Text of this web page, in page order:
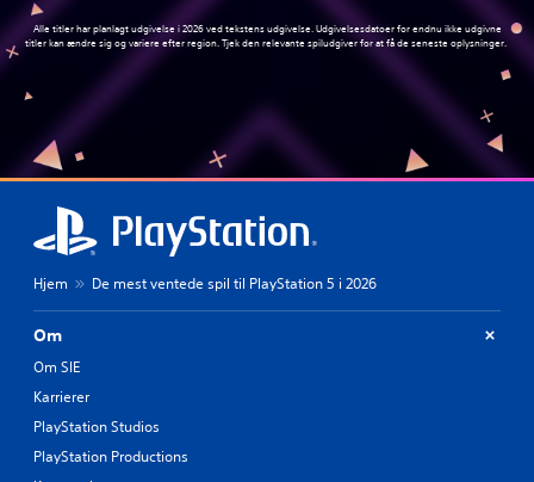
Alle titler har planlagt udgivelse i 2026 ved tekstens udgivelse. Udgivelsesdatoer for endnu ikke udgivne
titler kan ændre sig og variere efter region. Tjek den relevante spiludgiver for at få de seneste oplysninger.
Hjem De mest ventede spil til PlayStation 5 i 2026
Om
Om SIE
Karrierer
PlayStation Studios
PlayStation Productions